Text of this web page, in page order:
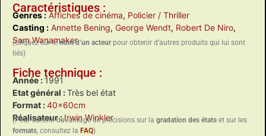
Caractéristiques :
Genres : Affiches de cinéma, Policier / Thriller
Casting : Annette Bening, George Wendt, Robert De Niro,
Sam Wanamaker
(Cliquez sur lenom d’un acteurpour obtenir d’autres produits qui lui sont
liés)
Fiche technique :
Année : 1991
Etat général :Très bel état
Format :40x60cm
Réalisateur :Irwin Winkler
(Pour obtenir davantage de précisions sur la gradation des états et sur les
formats, consultez la FAQ)